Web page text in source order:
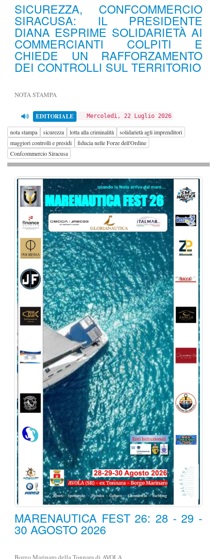
SICUREZZA, CONFCOMMERCIO
SIRACUSA: IL PRESIDENTE
DIANA ESPRIME SOLIDARIETÀ AI
COMMERCIANTI COLPITI E
CHIEDE UN RAFFORZAMENTO
DEI CONTROLLI SUL TERRITORIO
NOTA STAMPA
EDITORIALE Mercoledì, 22 Luglio 2026
nota stampa sicurezza lotta alla criminalità
solidarietà agli imprenditori
maggiori controlli e presìdi
fiducia nelle Forze dell'Ordine
Confcommercio Siracusa
MARENAUTICA FEST 26: 28 - 29 -
30 AGOSTO 2026
Borgo Marinaro della Tonnara di AVOLA